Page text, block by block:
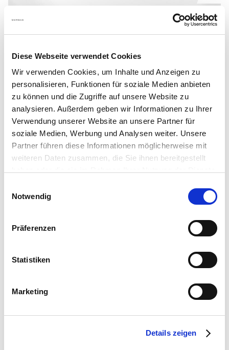
Diese Webseite verwendet Cookies
Wir verwenden Cookies, um Inhalte und Anzeigen zu
personalisieren, Funktionen für soziale Medien anbieten
zu können und die Zugriffe auf unsere Website zu
analysieren. Außerdem geben wir Informationen zu Ihrer
Verwendung unserer Website an unsere Partner für
soziale Medien, Werbung und Analysen weiter. Unsere
Partner führen diese Informationen möglicherweise mit
weiteren Daten zusammen, die Sie ihnen bereitgestellt
Notwendig
Präferenzen
Statistiken
Marketing
Details zeigen
Mercedes-Benz - CLA 180 d
Coupé
23.486km/ 9|2024 /Diesel /
€ 38.990,-